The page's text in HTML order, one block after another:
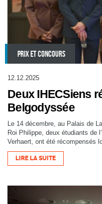
PRIX ET CONCOURS
12.12.2025
Deux IHECSiens
Belgodyssée
Le 14 décembre, au Palais de
Roi Philippe, deux étudiants de
Verhaert, ont été récompensés
LIRE LA SUITE